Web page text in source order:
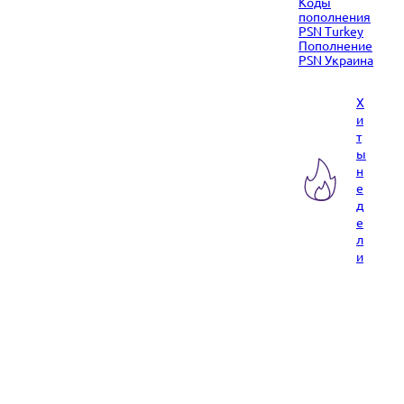
пополнения
PSN Turkey
Пополнение
PSN Украина
Х
и
т
ы
н
е
д
е
л
и